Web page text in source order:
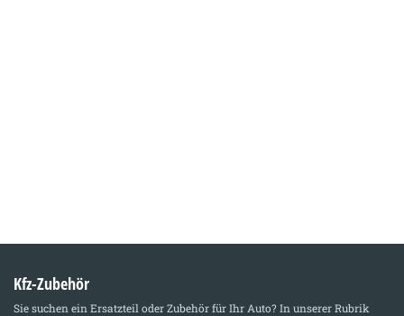
Kfz-Zubehör
Sie suchen ein Ersatzteil oder Zubehör für Ihr Auto? In unserer Rubrik